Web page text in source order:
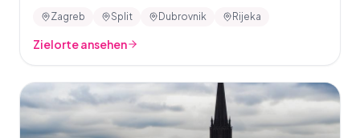
Zagreb Split Dubrovnik Rijeka
Zielorte ansehen